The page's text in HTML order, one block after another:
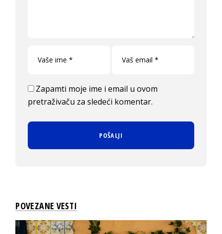
Zapamti moje ime i email u ovom
pretraživaču za sledeći komentar.
POVEZANE VESTI